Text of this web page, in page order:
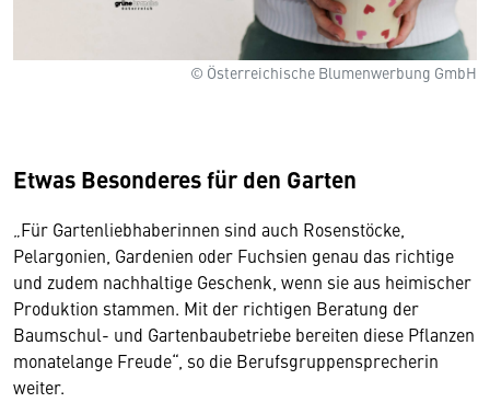
© Österreichische Blumenwerbung GmbH
Etwas Besonderes für den Garten
„Für Gartenliebhaberinnen sind auch Rosenstöcke,
Pelargonien, Gardenien oder Fuchsien genau das richtige
und zudem nachhaltige Geschenk, wenn sie aus heimischer
Produktion stammen. Mit der richtigen Beratung der
Baumschul- und Gartenbaubetriebe bereiten diese Pflanzen
monatelange Freude“, so die Berufsgruppensprecherin
weiter.